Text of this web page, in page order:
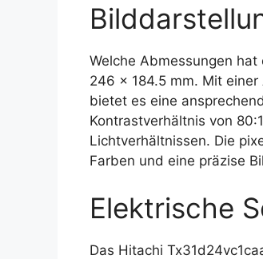
Welche Abmessungen
246 x 184.5 mm. Mit
bietet es eine
Kontrastverhältnis von
Lichtverhältnissen. Die
Farben und eine präzise
Elektrische
Das Hitachi